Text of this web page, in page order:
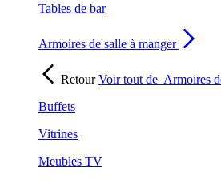
Tables de bar
Armoires de salle à manger
RetourVoir tout de Armoires
Buffets
Vitrines
Meubles TV